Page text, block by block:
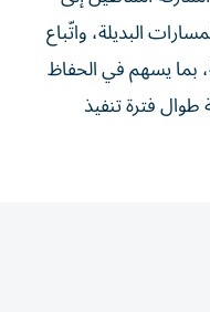
البديلة، واتّباع
بما يسهم في الحفاظ
فترة تنفيذ